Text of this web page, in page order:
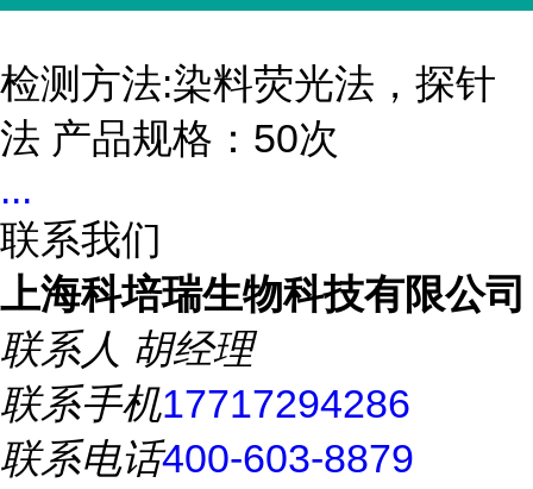
检测方法:染料荧光法，探针
法 产品规格：50次
...
联系我们
上海科培瑞生物科技有限公司
联系人 胡经理
联系手机17717294286
联系电话400-603-8879